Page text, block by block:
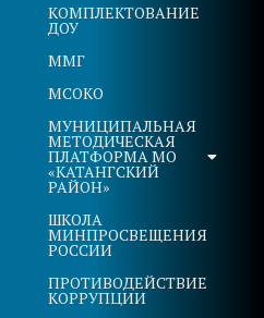
КОМПЛЕКТОВАНИЕ
ДОУ
ММГ
МСОКО
МУНИЦИПАЛЬНАЯ
МЕТОДИЧЕСКАЯ
ПЛАТФОРМА МО
«КАТАНГСКИЙ
РАЙОН»
ШКОЛА
МИНПРОСВЕЩЕНИЯ
РОССИИ
ПРОТИВОДЕЙСТВИЕ
КОРРУПЦИИ